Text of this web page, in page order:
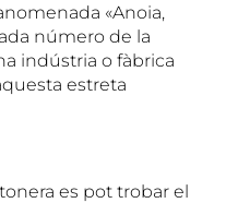
«Anoia,
número de la
indústria o fàbrica
estreta
es pot trobar el